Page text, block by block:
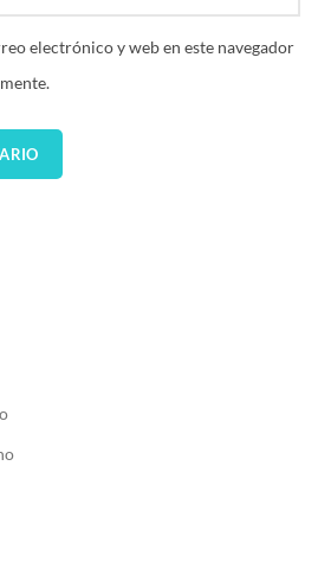
electrónico y web en este navegador